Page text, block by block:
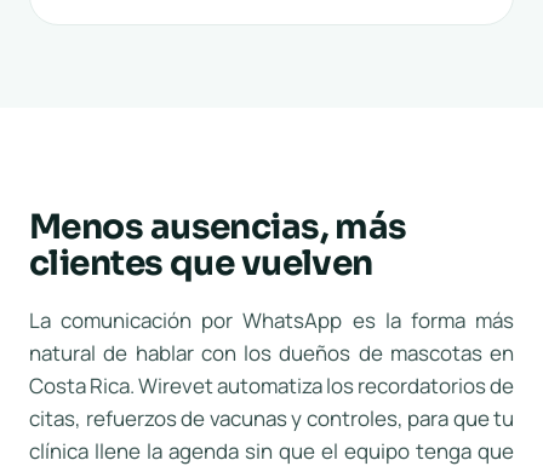
Menos ausencias, más
clientes que vuelven
La comunicación por WhatsApp es la forma más
natural de hablar con los dueños de mascotas en
Costa Rica. Wirevet automatiza los recordatorios de
citas, refuerzos de vacunas y controles, para que tu
clínica llene la agenda sin que el equipo tenga que